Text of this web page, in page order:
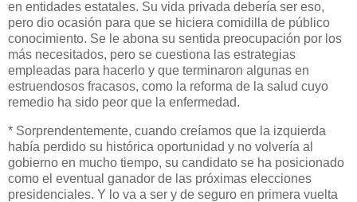
en entidades estatales. Su vida privada debería ser eso,
pero dio ocasión para que se hiciera comidilla de público
conocimiento. Se le abona su sentida preocupación por los
más necesitados, pero se cuestiona las estrategias
empleadas para hacerlo y que terminaron algunas en
estruendosos fracasos, como la reforma de la salud cuyo
remedio ha sido peor que la enfermedad.
* Sorprendentemente, cuando creíamos que la izquierda
había perdido su histórica oportunidad y no volvería al
gobierno en mucho tiempo, su candidato se ha posicionado
como el eventual ganador de las próximas elecciones
presidenciales. Y lo va a ser y de seguro en primera vuelta